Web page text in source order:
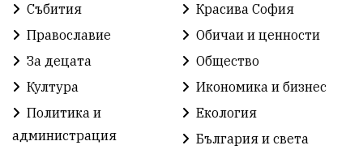
българската общност Исторически парк
Доброволци Слатина
Икономика Красива България измама
Събития
Красива София
Православие
Обичаи и ценности
За децата
Общество
Култура
Икономика и бизнес
Политика и
администрация
Екология
България и света